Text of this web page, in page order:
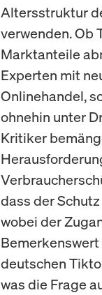
Altersstruktur
verwenden. Ob
Marktanteile
Experten mit
Onlinehandel,
ohnehin unter
Kritiker
dass der
wobei der
deutschen
was die Frage